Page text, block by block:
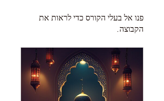
פנו אל בעלי הקורס כדי לראות את
הקבוצה.